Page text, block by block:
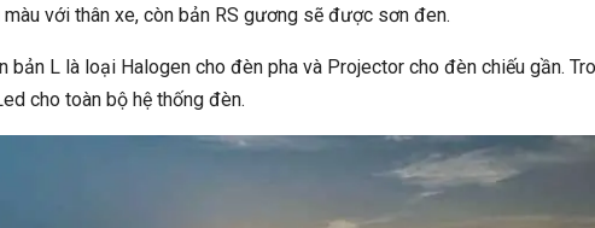
với thân xe, còn bản RS gương sẽ được sơn đen.
bản L là loại Halogen cho đèn pha và Projector cho đèn chiếu gần.
cho toàn bộ hệ thống đèn.